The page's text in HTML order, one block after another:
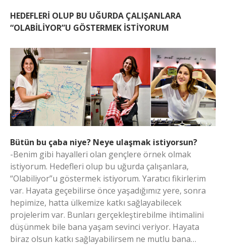
HEDEFLERİ OLUP BU UĞURDA ÇALIŞANLARA
“OLABİLİYOR”U GÖSTERMEK İSTİYORUM
Bütün bu çaba niye? Neye ulaşmak istiyorsun?
-Benim gibi hayalleri olan gençlere örnek olmak
istiyorum. Hedefleri olup bu uğurda çalışanlara,
“Olabiliyor”u göstermek istiyorum. Yaratıcı fikirlerim
var. Hayata geçebilirse önce yaşadığımız yere, sonra
hepimize, hatta ülkemize katkı sağlayabilecek
projelerim var. Bunları gerçekleştirebilme ihtimalini
düşünmek bile bana yaşam sevinci veriyor. Hayata
biraz olsun katkı sağlayabilirsem ne mutlu bana…